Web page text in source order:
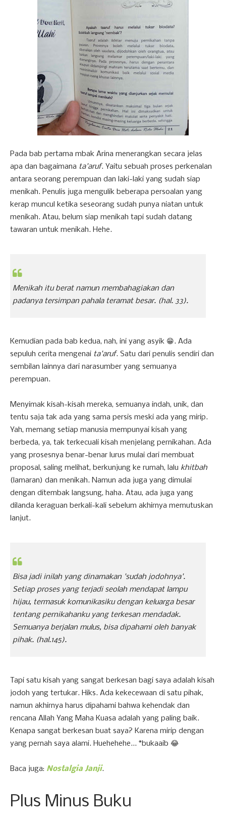
Pada bab pertama mbak Arina menerangkan secara jelas
apa dan bagaimana ta'aruf. Yaitu sebuah proses perkenalan
antara seorang perempuan dan laki-laki yang sudah siap
menikah. Penulis juga mengulik beberapa persoalan yang
kerap muncul ketika seseorang sudah punya niatan untuk
menikah. Atau, belum siap menikah tapi sudah datang
tawaran untuk menikah. Hehe.
Menikah itu berat namun membahagiakan dan
padanya tersimpan pahala teramat besar. (hal. 33).
Kemudian pada bab kedua, nah, ini yang asyik 😁. Ada
sepuluh cerita mengenai ta'aruf. Satu dari penulis sendiri dan
sembilan lainnya dari narasumber yang semuanya
perempuan.
Menyimak kisah-kisah mereka, semuanya indah, unik, dan
tentu saja tak ada yang sama persis meski ada yang mirip.
Yah, memang setiap manusia mempunyai kisah yang
berbeda, ya, tak terkecuali kisah menjelang pernikahan. Ada
yang prosesnya benar-benar lurus mulai dari membuat
proposal, saling melihat, berkunjung ke rumah, lalu khitbah
(lamaran) dan menikah. Namun ada juga yang dimulai
dengan ditembak langsung, haha. Atau, ada juga yang
dilanda keraguan berkali-kali sebelum akhirnya memutuskan
lanjut.
Bisa jadi inilah yang dinamakan 'sudah jodohnya'.
Setiap proses yang terjadi seolah mendapat lampu
hijau, termasuk komunikasiku dengan keluarga besar
tentang pernikahanku yang terkesan mendadak.
Semuanya berjalan mulus, bisa dipahami oleh banyak
pihak. (hal.145).
Tapi satu kisah yang sangat berkesan bagi saya adalah kisah
jodoh yang tertukar. Hiks. Ada kekecewaan di satu pihak,
namun akhirnya harus dipahami bahwa kehendak dan
rencana Allah Yang Maha Kuasa adalah yang paling baik.
Kenapa sangat berkesan buat saya? Karena mirip dengan
yang pernah saya alami. Huehehehe... *bukaaib 😂
Baca juga: Nostalgia Janji.
Plus Minus Buku